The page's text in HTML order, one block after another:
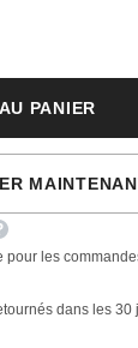
PANIER
pour les
dans les